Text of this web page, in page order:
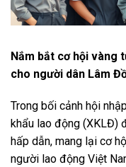
Nắm bắt cơ hội vàng
cho người dân Lâm
Trong bối cảnh hội
khẩu lao động (XKLĐ)
hấp dẫn, mang lại cơ
người lao động Việt